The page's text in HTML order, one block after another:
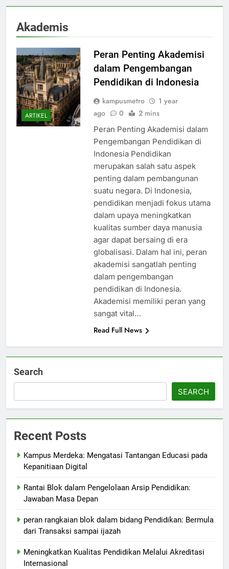
Akademis
ARTIKEL
Peran Penting Akademisi
dalam Pengembangan
Pendidikan di Indonesia
kampusmetro
1 year
ago
0 2 mins
Peran Penting Akademisi dalam
Pengembangan Pendidikan di
Indonesia Pendidikan
merupakan salah satu aspek
penting dalam pembangunan
suatu negara. Di Indonesia,
pendidikan menjadi fokus utama
dalam upaya meningkatkan
kualitas sumber daya manusia
agar dapat bersaing di era
globalisasi. Dalam hal ini, peran
akademisi sangatlah penting
dalam pengembangan
pendidikan di Indonesia.
Akademisi memiliki peran yang
sangat vital…
Read Full News
Search
SEARCH
Recent Posts
Kampus Merdeka: Mengatasi Tantangan Educasi pada
Kepanitiaan Digital
Rantai Blok dalam Pengelolaan Arsip Pendidikan:
Jawaban Masa Depan
peran rangkaian blok dalam bidang Pendidikan: Bermula
dari Transaksi sampai ijazah
Meningkatkan Kualitas Pendidikan Melalui Akreditasi
Internasional